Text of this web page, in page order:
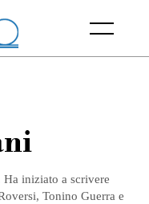
Menu
iniziato a scrivere
Tonino Guerra e